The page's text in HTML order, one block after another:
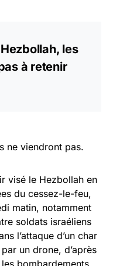
les
à retenir
ne viendront pas.
visé le Hezbollah en
du cessez-le-feu,
matin, notamment
soldats israéliens
l’attaque d’un char
un drone, d’après